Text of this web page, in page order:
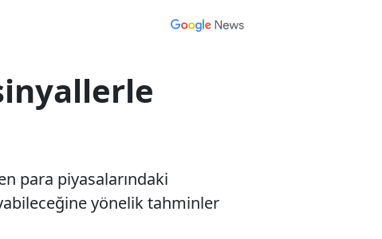
para piyasalarındaki
yönelik tahminler